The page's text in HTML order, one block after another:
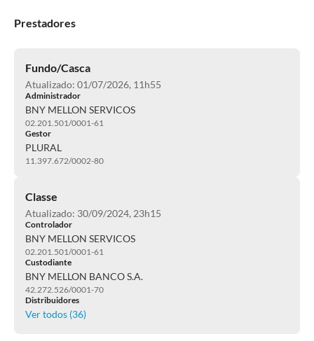
Prestadores
Fundo/Casca
Atualizado: 01/07/2026, 11h55
Administrador
BNY MELLON SERVICOS
02.201.501/0001-61
Gestor
PLURAL
11.397.672/0002-80
Classe
Atualizado: 30/09/2024, 23h15
Controlador
BNY MELLON SERVICOS
02.201.501/0001-61
Custodiante
BNY MELLON BANCO S.A.
42.272.526/0001-70
Distribuidores
Ver todos (36)